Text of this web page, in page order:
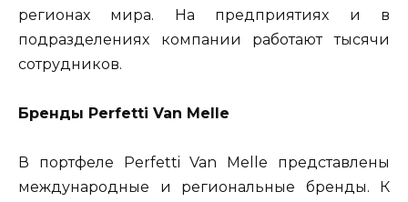
регионах мира. На предприятиях и в
подразделениях компании работают тысячи
сотрудников.
Бренды Perfetti Van Melle
В портфеле Perfetti Van Melle представлены
международные и региональные бренды. К